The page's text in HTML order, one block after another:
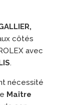
côtés
avec
.
nécessité
Maître